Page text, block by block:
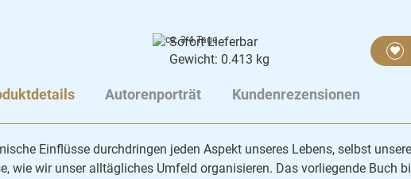
Sofort Lieferbar
Gewicht: 0.413 kg
Autorenporträt Kundenrezensionen
Einflüsse durchdringen jeden Aspekt unseres Lebens, selbst
wie wir unser alltägliches Umfeld organisieren. Das vorliegende Buch